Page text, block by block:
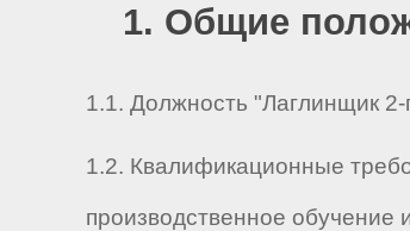
1. Общие
1.1. Должность "Лаглинщик 2-
1.2. Квалификационные
производственное обучение